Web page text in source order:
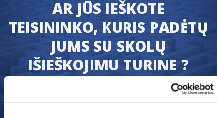
AR JŪS IEŠKOTE
TEISININKO, KURIS PADĖTŲ
JUMS SU SKOLŲ
IŠIEŠKOJIMU TURINE ?
Mes užtikriname, jog jūs greitai atgausite